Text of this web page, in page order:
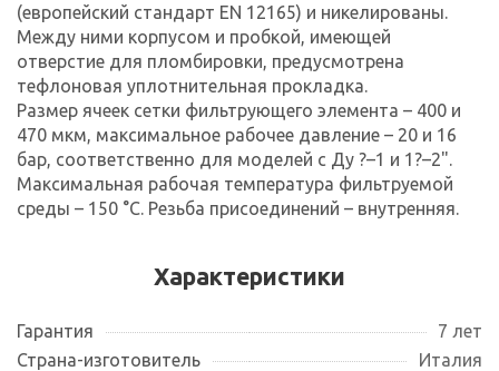
(европейский стандарт EN 12165) и никелированы.
Между ними корпусом и пробкой, имеющей
отверстие для пломбировки, предусмотрена
тефлоновая уплотнительная прокладка.
Размер ячеек сетки фильтрующего элемента – 400 и
470 мкм, максимальное рабочее давление – 20 и 16
бар, соответственно для моделей с Ду ?–1 и 1?–2".
Максимальная рабочая температура фильтруемой
среды – 150 °C. Резьба присоединений – внутренняя.
Характеристики
Гарантия
7 лет
Страна-изготовитель
Италия